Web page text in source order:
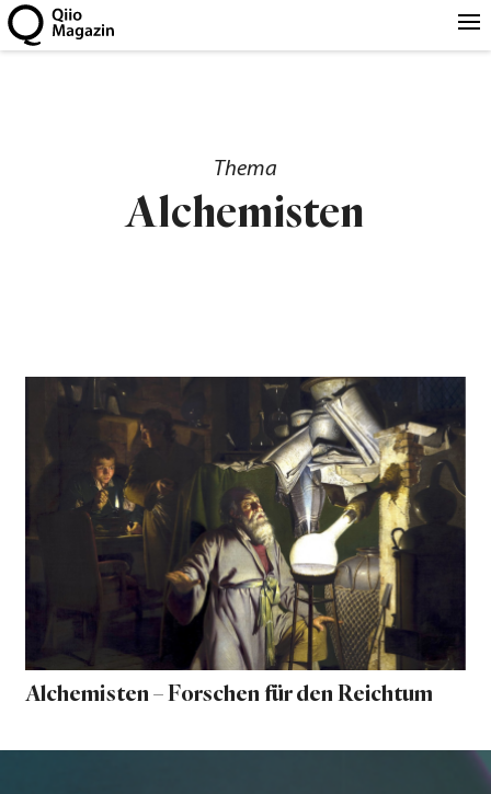
Thema
Alchemisten
Alchemisten – Forschen für den Reichtum